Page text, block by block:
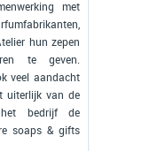
met
hun zepen
te geven.
veel aandacht
uiterlijk van de
het bedrijf de
soaps & gifts